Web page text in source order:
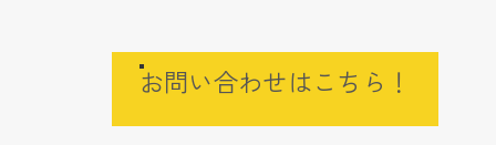
お問い合わせはこちら！